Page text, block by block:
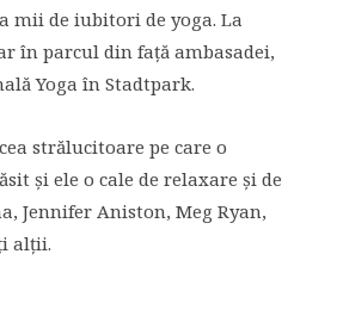
mii de iubitori de yoga. La
în parcul din față ambasadei,
Yoga în Stadtpark.
strălucitoare pe care o
și ele o cale de relaxare și de
Jennifer Aniston, Meg Ryan,
alții.